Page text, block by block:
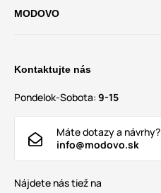
MODOVO
Kontaktujte nás
Pondelok-Sobota: 9-15
Máte dotazy a návrhy?
info@modovo.sk
Nájdete nás tiež na